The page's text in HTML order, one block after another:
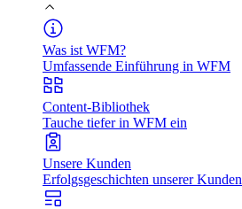
Was ist WFM?
Umfassende Einführung in WFM
Content-Bibliothek
Tauche tiefer in WFM ein
Unsere Kunden
Erfolgsgeschichten unserer Kunden